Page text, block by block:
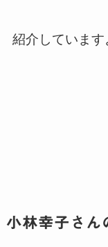
紹介しています
小林幸子さん